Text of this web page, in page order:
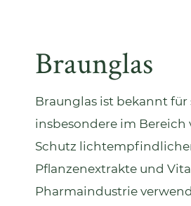
Braunglas
Braunglas ist bekannt für
insbesondere im Bereich
Schutz
Pflanzenextrakte und
Pharmaindustrie